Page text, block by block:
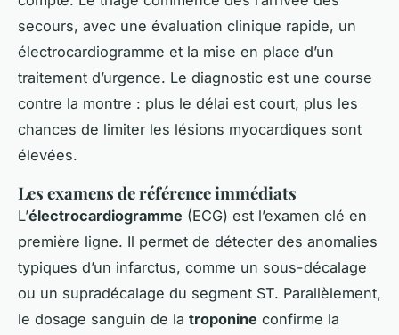
secours, avec une évaluation clinique rapide, un
électrocardiogramme et la mise en place d’un
traitement d’urgence. Le diagnostic est une course
contre la montre : plus le délai est court, plus les
chances de limiter les lésions myocardiques sont
élevées.
Les examens de référence immédiats
L’électrocardiogramme (ECG) est l’examen clé en
première ligne. Il permet de détecter des anomalies
typiques d’un infarctus, comme un sous-décalage
ou un supradécalage du segment ST. Parallèlement,
le dosage sanguin de la troponine confirme la